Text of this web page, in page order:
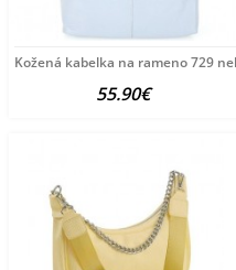
Kožená kabelka na rameno 729
55.90€